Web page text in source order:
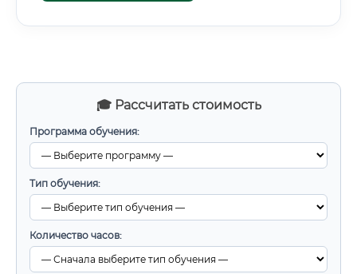
🎓 Рассчитать стоимость
Программа обучения:
Тип обучения:
Количество часов: